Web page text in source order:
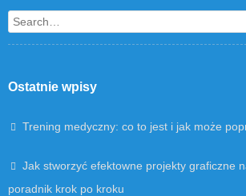
Search
Ostatnie wpisy
Trening medyczny: co to jest i jak może
Jak stworzyć efektowne projekty graficzne
poradnik krok po kroku